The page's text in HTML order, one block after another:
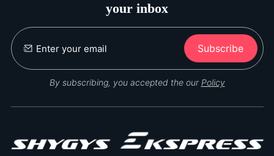
your inbox
Subscribe
By subscribing, you accepted the our Policy